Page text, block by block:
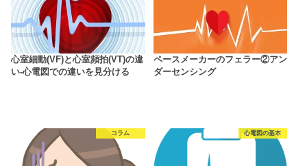
心室細動(VF)と心室頻拍(VT)の違
い‐心電図での違いを見分ける
ペースメーカーのフェラー②アン
ダーセンシング
コラム 心電図の基本